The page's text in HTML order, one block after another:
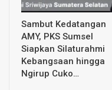
Sambut Kedatangan
AMY, PKS Sumsel
Siapkan Silaturahmi
Kebangsaan hingga
Ngirup Cuko…